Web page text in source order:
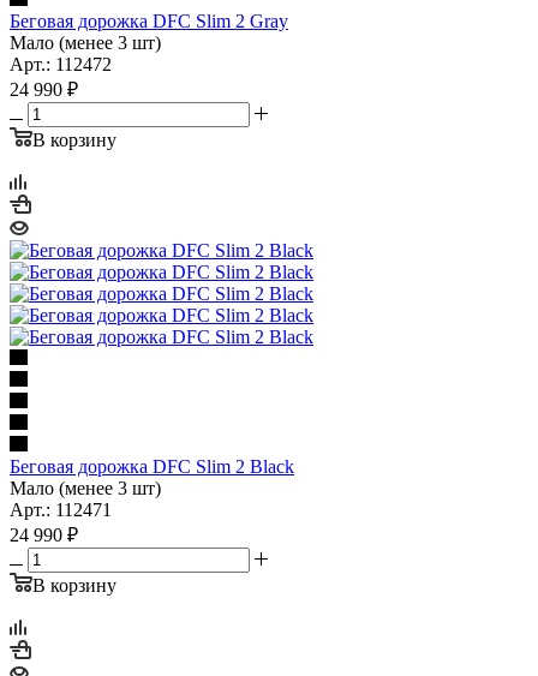
Беговая дорожка DFC Slim 2 Gray
Мало (менее 3 шт)
Арт.: 112472
24 990 ₽
В корзину
Беговая дорожка DFC Slim 2 Black
Мало (менее 3 шт)
Арт.: 112471
24 990 ₽
В корзину